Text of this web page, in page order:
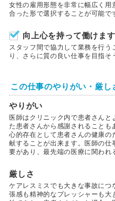
女性の雇用形態を非常に幅広く用
合った形で選択することが可能で
向上心を持って働けます
スタッフ間で協力して業務を行う
り、さらに質の良い仕事を目指そ
この仕事のやりがい・厳し
やりがい
医師はクリニック内で患者さん
た患者さんから感謝されること
心的存在として患者さんの健康
献することが出来ます。医師の
要があり、最先端の医療に関われ
厳しさ
ケアレスミスでも大きな事故に
張感も精神的なプレッシャーも